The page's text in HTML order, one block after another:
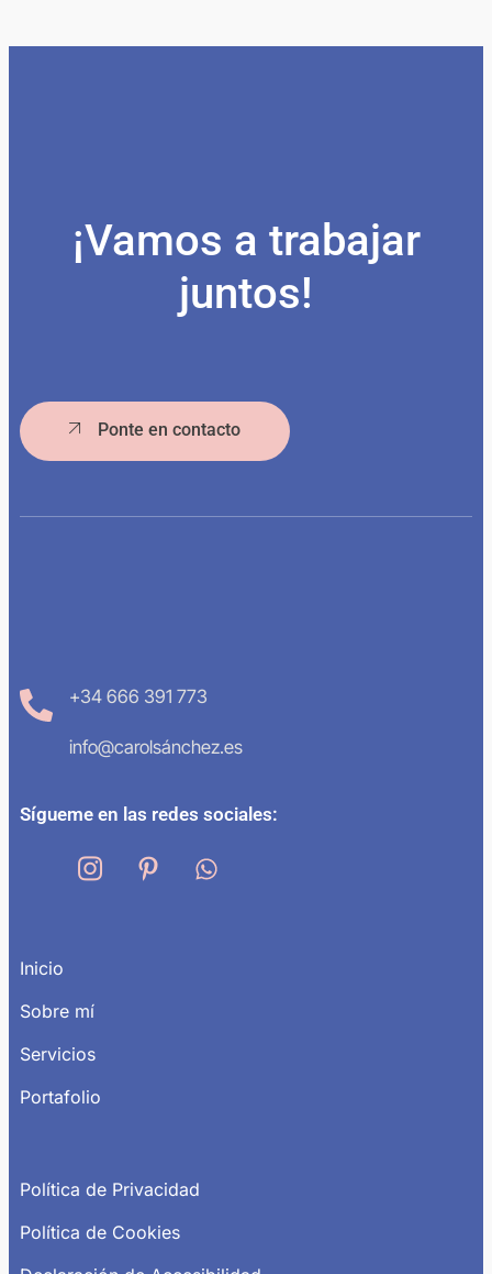
¡Vamos a trabajar
juntos!
Ponte en contacto
+34 666 391 773
info@carolsánchez.es
Sígueme en las redes sociales:
Inicio
Sobre mí
Servicios
Portafolio
Política de Privacidad
Política de Cookies